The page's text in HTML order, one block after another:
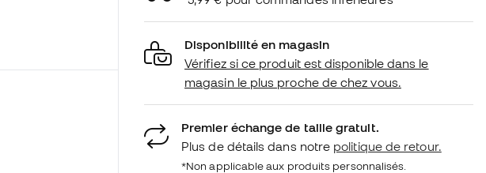
Disponibilité en magasin
Vérifiez si ce produit est disponible dans le
magasin le plus proche de chez vous.
Premier échange de taille gratuit.
Plus de détails dans notre politique de retour.
*Non applicable aux produits personnalisés.